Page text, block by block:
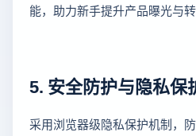
能，助力新手提升产品曝光与转
5. 安全防护与隐私保
采用浏览器级隐私保护机制，